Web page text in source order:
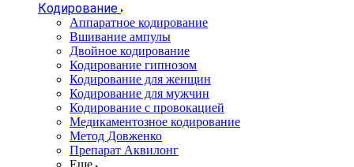
Кодирование
Аппаратное кодирование
Вшивание ампулы
Двойное кодирование
Кодирование гипнозом
Кодирование для женщин
Кодирование для мужчин
Кодирование с провокацией
Медикаментозное кодирование
Метод Довженко
Препарат Аквилонг
Еще